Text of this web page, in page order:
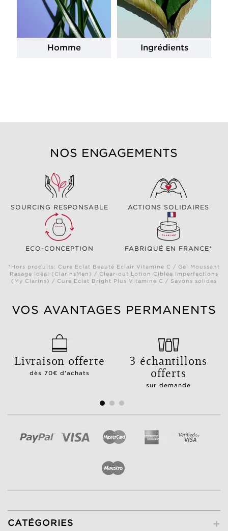
Homme Ingrédients
NOS ENGAGEMENTS
SOURCING RESPONSABLE ACTIONS SOLIDAIRES
ECO-CONCEPTION FABRIQUÉ EN FRANCE*
*Hors produits: Cure Eclat Beauté Eclair Vitamine C / Gel Moussant
Rasage Idéal (ClarinsMen) / Clear-out Lotion Ciblée Imperfections
(My Clarins) / Cure Eclat Bright Plus Vitamine C / Savons solides
VOS AVANTAGES PERMANENTS
Livraison offerte
dès 70€ d'achats
3 échantillons
offerts
sur demande
+
CATÉGORIES